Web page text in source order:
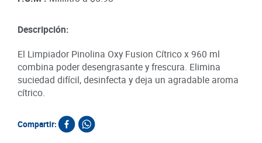
Descripción:
El Limpiador Pinolina Oxy Fusion Cítrico x 960 ml
combina poder desengrasante y frescura. Elimina
suciedad difícil, desinfecta y deja un agradable aroma
cítrico.
Compartir: